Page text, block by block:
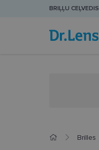
BRIĻĻU CEĻVEDIS
Brilles